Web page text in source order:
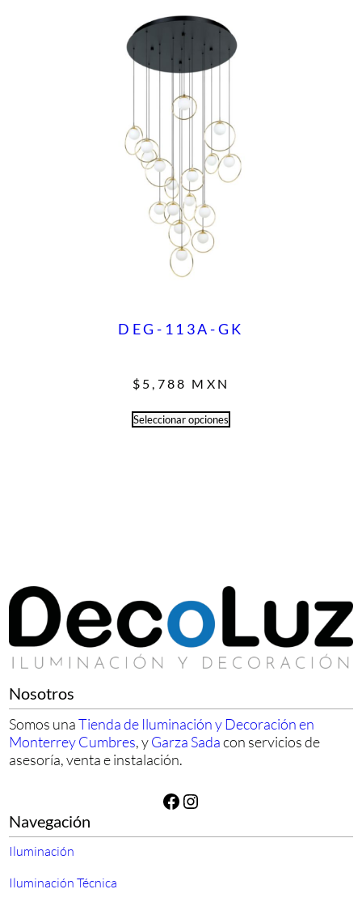
DEG-113A-GK
$ 5,788 MXN
Seleccionar opciones
Nosotros
Somos unaTienda de Iluminación y Decoración en
Monterrey Cumbres, yGarza Sadacon servicios de
asesoría, venta e instalación.
Facebook Instagram
Navegación
Iluminación
Iluminación Técnica